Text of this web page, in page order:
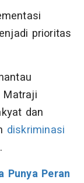
prioritas
Matraji
dan
diskriminasi
Punya Peran